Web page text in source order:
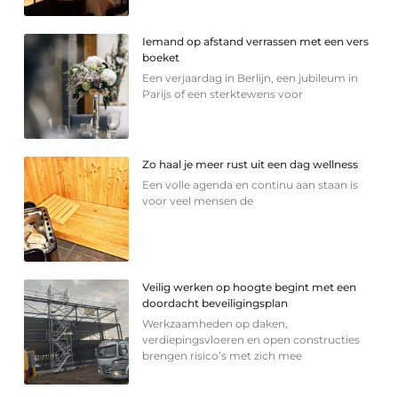
Iemand op afstand verrassen met een vers
boeket
Een verjaardag in Berlijn, een jubileum in
Parijs of een sterkte­wens voor
Zo haal je meer rust uit een dag wellness
Een volle agenda en continu aan staan is
voor veel mensen de
Veilig werken op hoogte begint met een
doordacht beveiligingsplan
Werkzaamheden op daken,
verdiepingsvloeren en open constructies
brengen risico’s met zich mee